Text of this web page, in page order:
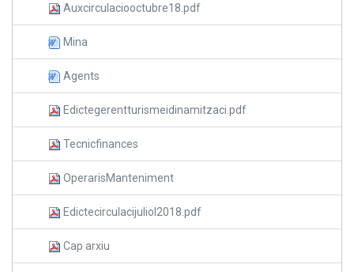
Auxcirculaciooctubre18.pdf
Mina
Agents
Edictegerentturismeidinamitzaci.pdf
Tecnicfinances
OperarisManteniment
Edictecirculacijuliol2018.pdf
Cap arxiu